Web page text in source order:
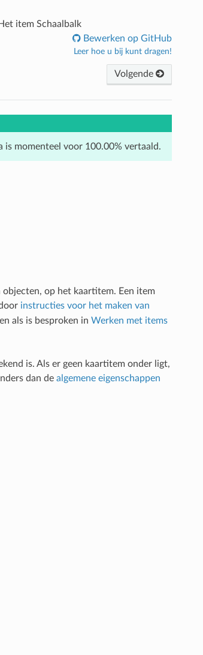
Het item Schaalbalk
Bewerken op GitHub
Leer hoe u bij kunt dragen!
Volgende
is momenteel voor 100.00% vertaald.
op het kaartitem. Een item
instructies voor het maken van
als is besproken in Werken met items
is. Als er geen kaartitem onder ligt,
dan de algemene eigenschappen